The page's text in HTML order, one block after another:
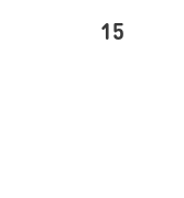
15